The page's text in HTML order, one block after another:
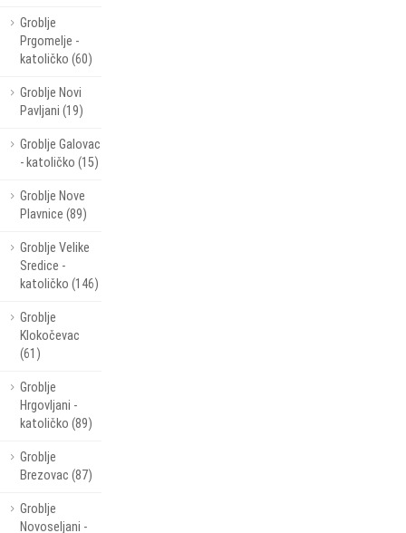
Groblje
Prgomelje -
katoličko (60)
Groblje Novi
Pavljani (19)
Groblje Galovac
- katoličko (15)
Groblje Nove
Plavnice (89)
Groblje Velike
Sredice -
katoličko (146)
Groblje
Klokočevac
(61)
Groblje
Hrgovljani -
katoličko (89)
Groblje
Brezovac (87)
Groblje
Novoseljani -